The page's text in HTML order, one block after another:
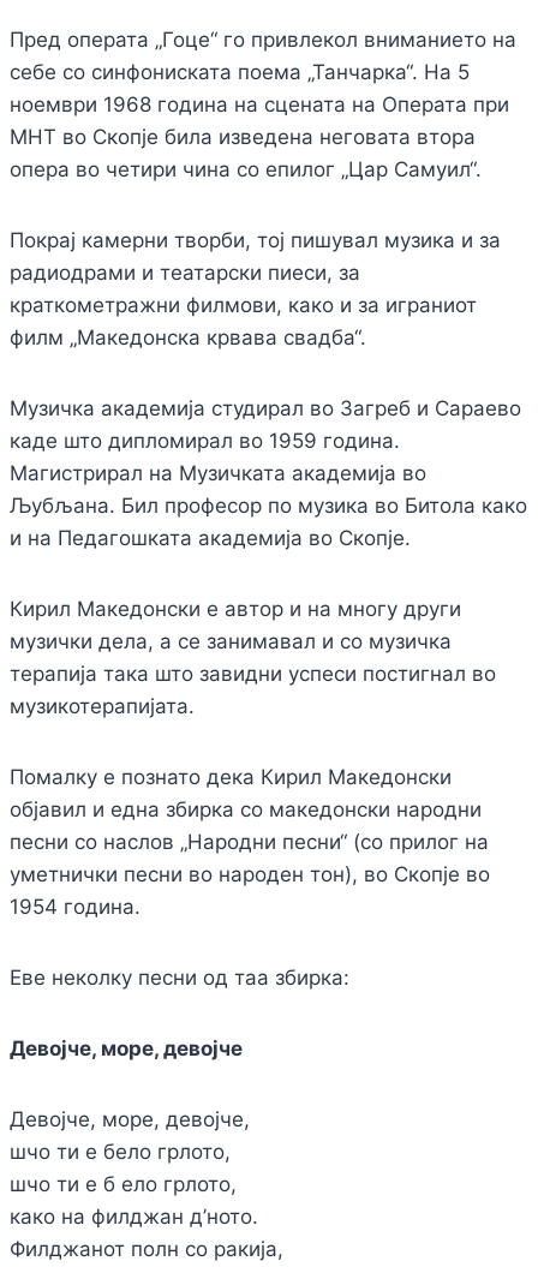
Пред операта „Гоце“ го привлекол вниманието на
себе со синфониската поема „Танчарка“. На 5
ноември 1968 година на сцената на Операта при
МНТ во Скопје била изведена неговата втора
опера во четири чина со епилог „Цар Самуил“.
Покрај камерни творби, тој пишувал музика и за
радиодрами и театарски пиеси, за
краткометражни филмови, како и за играниот
филм „Македонска крвава свадба“.
Музичка академија студирал во Загреб и Сараево
каде што дипломирал во 1959 година.
Магистрирал на Музичката академија во
Љубљана. Бил професор по музика во Битола како
и на Педагошката академија во Скопје.
Кирил Македонски е автор и на многу други
музички дела, а се занимавал и со музичка
терапија така што завидни успеси постигнал во
музикотерапијата.
Помалку е познато дека Кирил Македонски
објавил и една збирка со македонски народни
песни со наслов „Народни песни“ (со прилог на
уметнички песни во народен тон), во Скопје во
1954 година.
Еве неколку песни од таа збирка:
Девојче, море, девојче
Девојче, море, девојче,
шчо ти е бело грлото,
шчо ти е б ело грлото,
како на филджан д’ното.
Филджанот полн со ракија,